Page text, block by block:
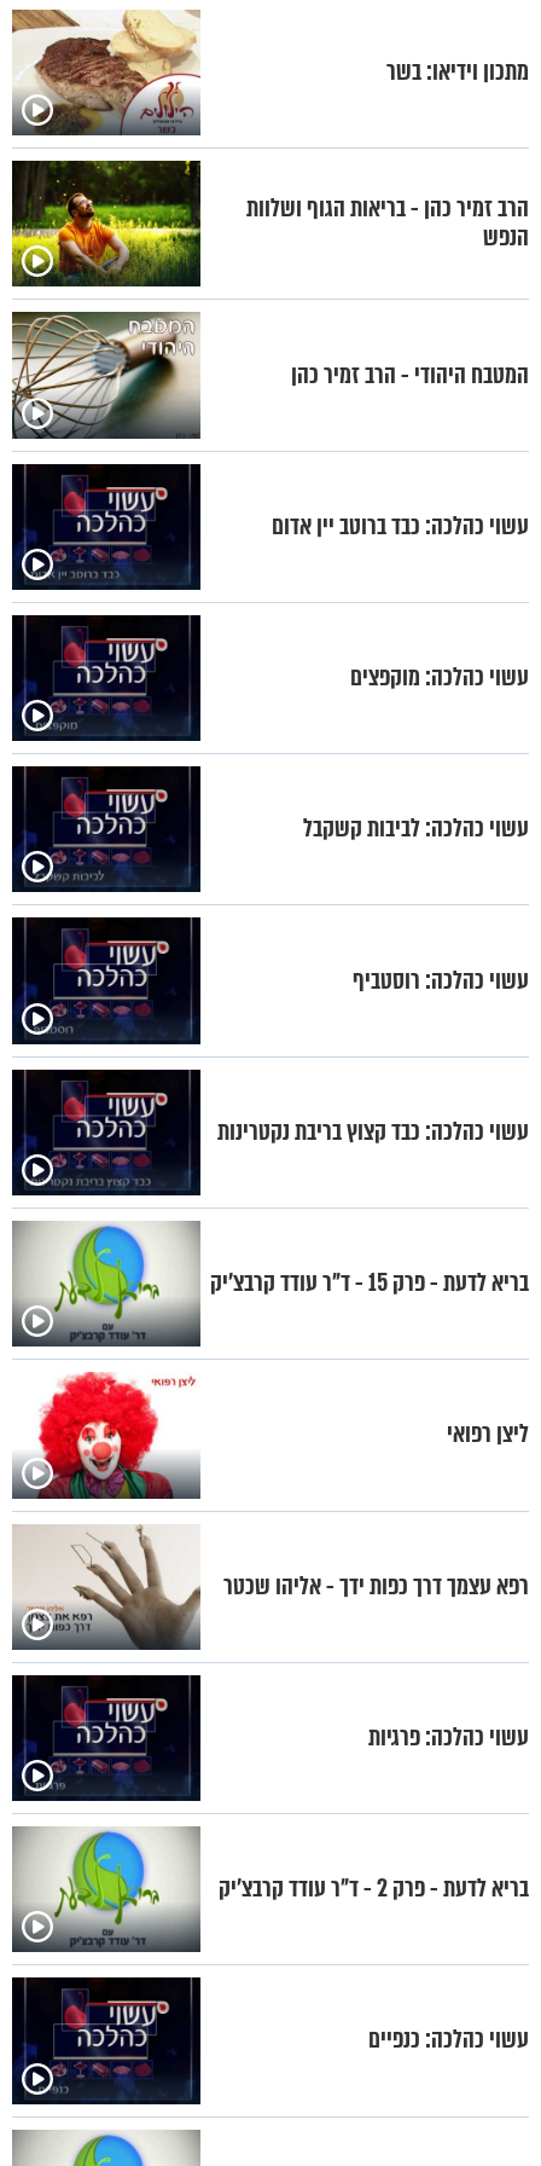
מתכון וידיאו: בשר
הרב זמיר כהן - בריאות הגוף ושלוות
הנפש
המטבח היהודי - הרב זמיר כהן
עשוי כהלכה: כבד ברוטב יין אדום
עשוי כהלכה: מוקפצים
עשוי כהלכה: לביבות קשקבל
עשוי כהלכה: רוסטביף
עשוי כהלכה: כבד קצוץ בריבת נקטרינות
בריא לדעת - פרק 15 - ד"ר עודד קרבצ'יק
ליצן רפואי
רפא עצמך דרך כפות ידך - אליהו שכטר
עשוי כהלכה: פרגיות
בריא לדעת - פרק 2 - ד"ר עודד קרבצ'יק
עשוי כהלכה: כנפיים